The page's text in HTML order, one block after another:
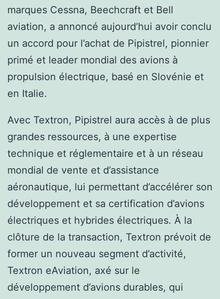
marques Cessna, Beechcraft et Bell
aviation, a annoncé aujourd’hui avoir conclu
un accord pour l’achat de Pipistrel, pionnier
primé et leader mondial des avions à
propulsion électrique, basé en Slovénie et
en Italie.
Avec Textron, Pipistrel aura accès à de plus
grandes ressources, à une expertise
technique et réglementaire et à un réseau
mondial de vente et d’assistance
aéronautique, lui permettant d’accélérer son
développement et sa certification d’avions
électriques et hybrides électriques. À la
clôture de la transaction, Textron prévoit de
former un nouveau segment d’activité,
Textron eAviation, axé sur le
développement d’avions durables, qui